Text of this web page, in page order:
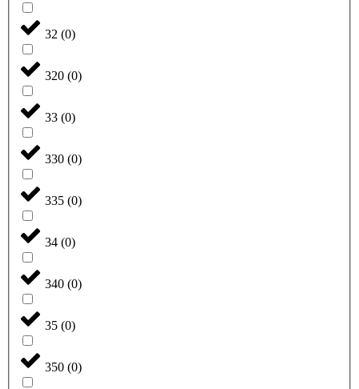
32 (0)
320 (0)
33 (0)
330 (0)
335 (0)
34 (0)
340 (0)
35 (0)
350 (0)